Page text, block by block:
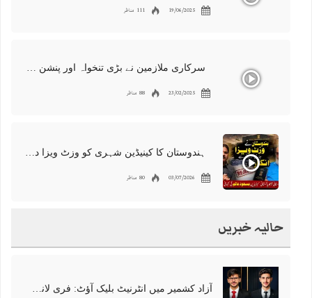
19/06/2025 111 مناظر
سرکاری ملازمین نے بڑی تنخواہ اور پنشن میں کٹوتیوں کو مسترد کر دیا | دارالحکومت میں احتجاجی مظاہرہ اردو کینیڈا
23/02/2025 88 مناظر
03/07/2026 80 مناظر
حالیہ خبریں
آزاد کشمیر میں انٹرنیٹ بلیک آؤٹ: فری لانسرز کا معاشی قتل، احتجاج شروع